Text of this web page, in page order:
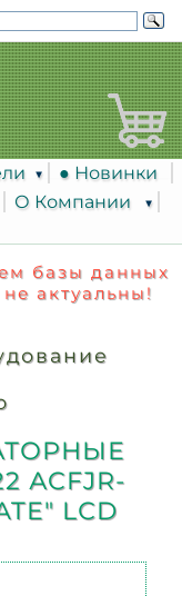
● Новинки
О Компании
базы данных
актуальны!
АCFJR-
LСD